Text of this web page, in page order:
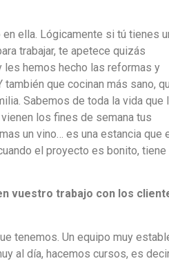
ella. Lógicamente si tú tienes
trabajar, te apetece quizás
les hemos hecho las reformas y
que cocinan más sano,
Sabemos de toda la vida que
los fines de semana tus
un vino… es una estancia que
el proyecto es bonito, tiene
vuestro trabajo con los
tenemos. Un equipo muy
al día, hacemos cursos, es